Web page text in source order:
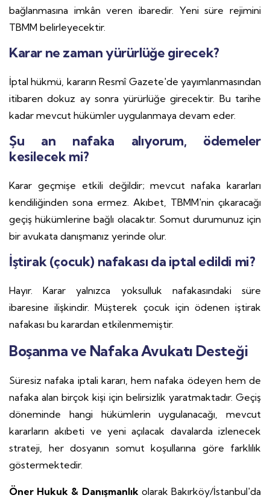
bağlanmasına imkân veren ibaredir. Yeni süre rejimini
TBMM belirleyecektir.
Karar ne zaman yürürlüğe girecek?
İptal hükmü, kararın Resmî Gazete'de yayımlanmasından
itibaren dokuz ay sonra yürürlüğe girecektir. Bu tarihe
kadar mevcut hükümler uygulanmaya devam eder.
Şu an nafaka alıyorum, ödemeler
kesilecek mi?
Karar geçmişe etkili değildir; mevcut nafaka kararları
kendiliğinden sona ermez. Akıbet, TBMM'nin çıkaracağı
geçiş hükümlerine bağlı olacaktır. Somut durumunuz için
bir avukata danışmanız yerinde olur.
İştirak (çocuk) nafakası da iptal edildi mi?
Hayır. Karar yalnızca yoksulluk nafakasındaki süre
ibaresine ilişkindir. Müşterek çocuk için ödenen iştirak
nafakası bu karardan etkilenmemiştir.
Boşanma ve Nafaka Avukatı Desteği
Süresiz nafaka iptali kararı, hem nafaka ödeyen hem de
nafaka alan birçok kişi için belirsizlik yaratmaktadır. Geçiş
döneminde hangi hükümlerin uygulanacağı, mevcut
kararların akıbeti ve yeni açılacak davalarda izlenecek
strateji, her dosyanın somut koşullarına göre farklılık
göstermektedir.
Öner Hukuk & Danışmanlıkolarak Bakırköy/İstanbul'da